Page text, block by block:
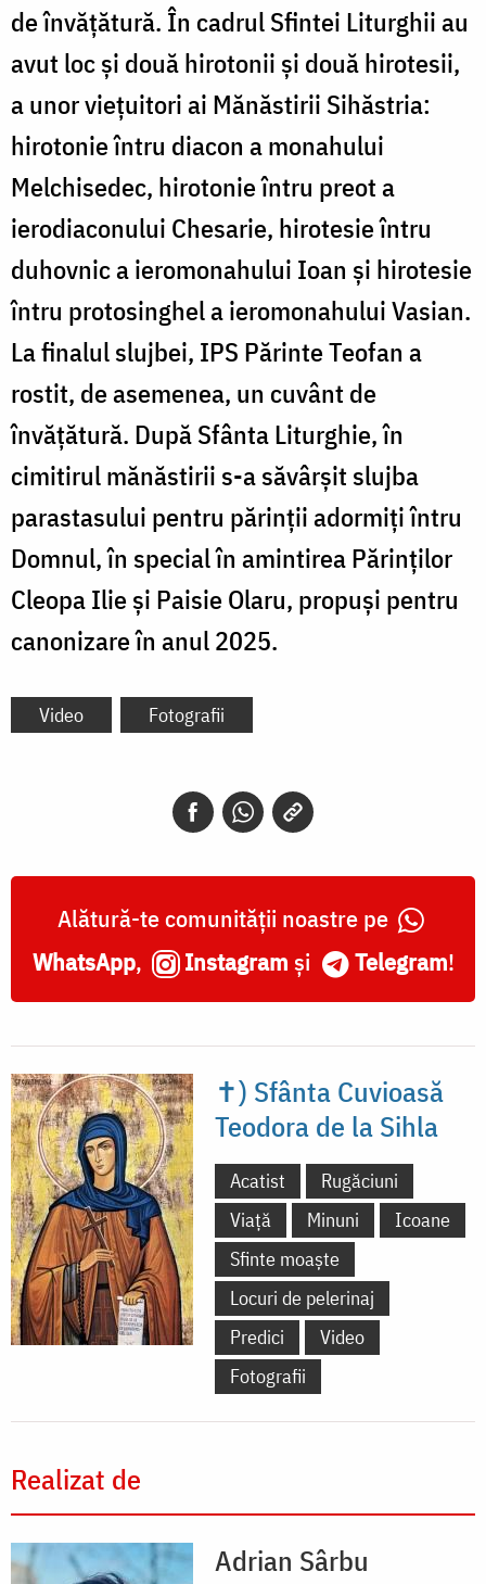
de învățătură. În cadrul Sfintei Liturghii au
avut loc și două hirotonii și două hirotesii,
a unor viețuitori ai Mănăstirii Sihăstria:
hirotonie întru diacon a monahului
Melchisedec, hirotonie întru preot a
ierodiaconului Chesarie, hirotesie întru
duhovnic a ieromonahului Ioan și hirotesie
întru protosinghel a ieromonahului Vasian.
La finalul slujbei, IPS Părinte Teofan a
rostit, de asemenea, un cuvânt de
învățătură. După Sfânta Liturghie, în
cimitirul mănăstirii s-a săvârșit slujba
parastasului pentru părinții adormiți întru
Domnul, în special în amintirea Părinților
Cleopa Ilie și Paisie Olaru, propuși pentru
canonizare în anul 2025.
Video Fotografii
Alătură-te comunității noastre pe
WhatsApp, Instagram și Telegram!
✝) Sfânta Cuvioasă
Teodora de la Sihla
Acatist
Rugăciuni
Viață
Minuni
Icoane
Sfinte moaște
Locuri de pelerinaj
Predici
Video
Fotografii
Realizat de
Adrian Sârbu